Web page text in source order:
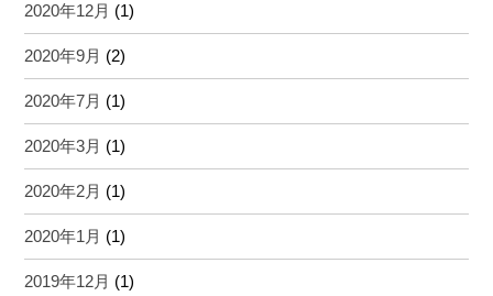
2020年12月 (1)
2020年9月 (2)
2020年7月 (1)
2020年3月 (1)
2020年2月 (1)
2020年1月 (1)
2019年12月 (1)